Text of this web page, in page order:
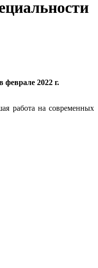
феврале 2022 г.
работа на современных